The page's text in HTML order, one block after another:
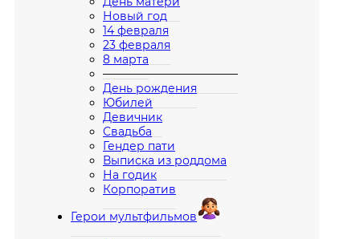
Новый год
14 февраля
23 февраля
8 марта
————————————
День рождения
Юбилей
Девичник
Свадьба
Гендер пати
Выписка из роддома
На годик
Корпоратив
Герои мультфильмов